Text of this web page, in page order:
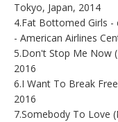
Tokyo, Japan, 2014
4.Fat Bottomed Girls -
- American Airlines
5.Don't Stop Me Now
2016
6.I Want To Break
2016
7.Somebody To Love